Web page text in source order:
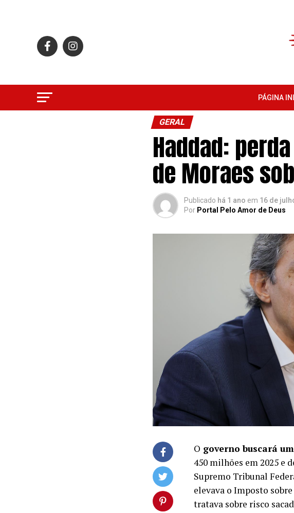
PÁGINA
GERAL
Haddad:
de Moraes
Publicado há 1 ano em 16 de
Por Portal Pelo Amor de Deus
O governo buscará
450 milhões em 2025 e
Supremo Tribunal
elevava o Imposto
tratava sobre risco